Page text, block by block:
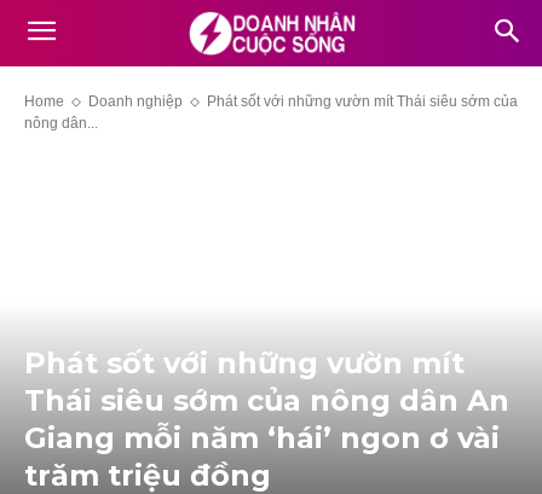
Home Doanh nghiệp
Phát sốt với những vườn mít Thái siêu sớm của
nông dân...
Phát sốt với những vườn mít
Thái siêu sớm của nông dân An
Giang mỗi năm ‘hái’ ngon ơ vài
trăm triệu đồng